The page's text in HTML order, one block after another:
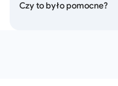
Czy to było pomocne?